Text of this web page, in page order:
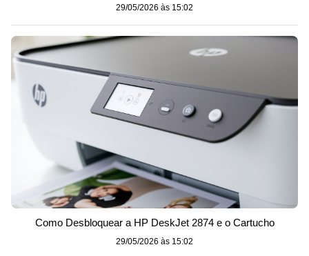
29/05/2026 às 15:02
Como Desbloquear a HP DeskJet 2874 e o Cartucho
29/05/2026 às 15:02